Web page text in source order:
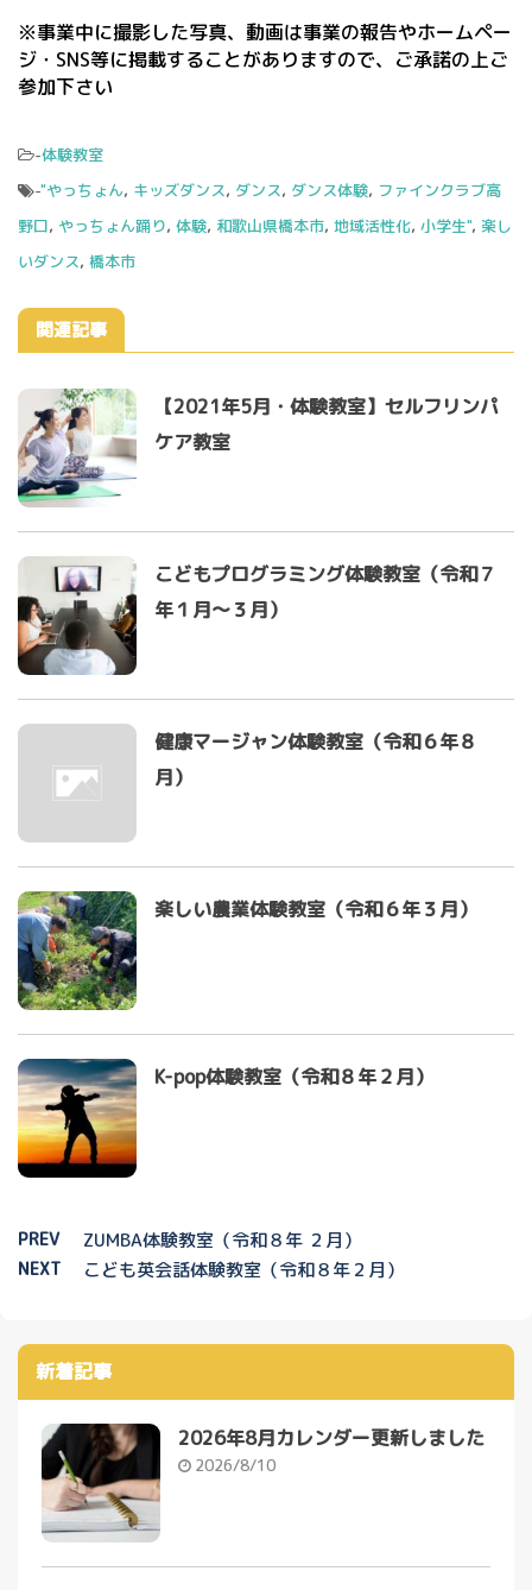
※事業中に撮影した写真、動画は事業の報告やホームペー
ジ・SNS等に掲載することがありますので、ご承諾の上ご
参加下さい
-体験教室
-"やっちょん, キッズダンス, ダンス, ダンス体験, ファインクラブ高
野口, やっちょん踊り, 体験, 和歌山県橋本市, 地域活性化, 小学生", 楽し
いダンス, 橋本市
関連記事
【2021年5月・体験教室】セルフリンパ
ケア教室
こどもプログラミング体験教室（令和７
年１月～３月）
健康マージャン体験教室（令和６年８
月）
楽しい農業体験教室（令和６年３月）
K-pop体験教室（令和８年２月）
PREV ZUMBA体験教室（令和８年 ２月）
NEXT こども英会話体験教室（令和８年２月）
新着記事
2026年8月カレンダー更新しました
2026/8/10